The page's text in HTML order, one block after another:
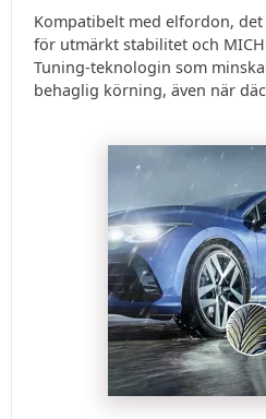
Kompatibelt med elfordon,
för utmärkt stabilitet och
Tuning-teknologin som
behaglig körning, även när